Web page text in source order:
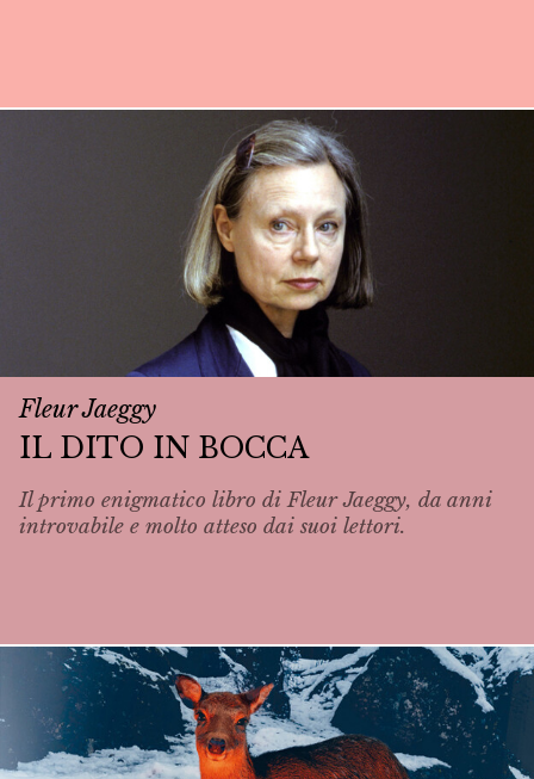
Fleur Jaeggy
IL DITO IN BOCCA
Il primo enigmatico libro di Fleur Jaeggy, da anni
introvabile e molto atteso dai suoi lettori.